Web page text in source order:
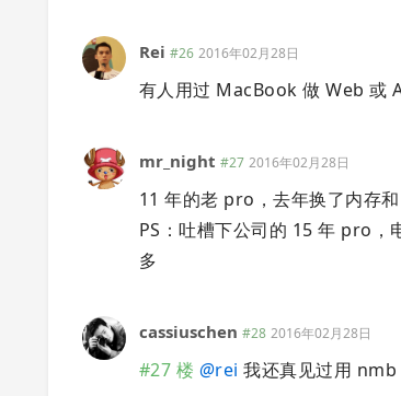
Rei #26 2016年02月28日
有人用过 MacBook 做 Web 或
mr_night #27 2016年02月28日
11 年的老 pro，去年换了内存
PS：吐槽下公司的 15 年 pro，
多
cassiuschen #28 2016年02月28日
#27 楼 @rei 我还真见过用